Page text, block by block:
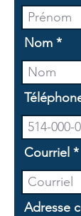
Nom
Courriel
Adresse